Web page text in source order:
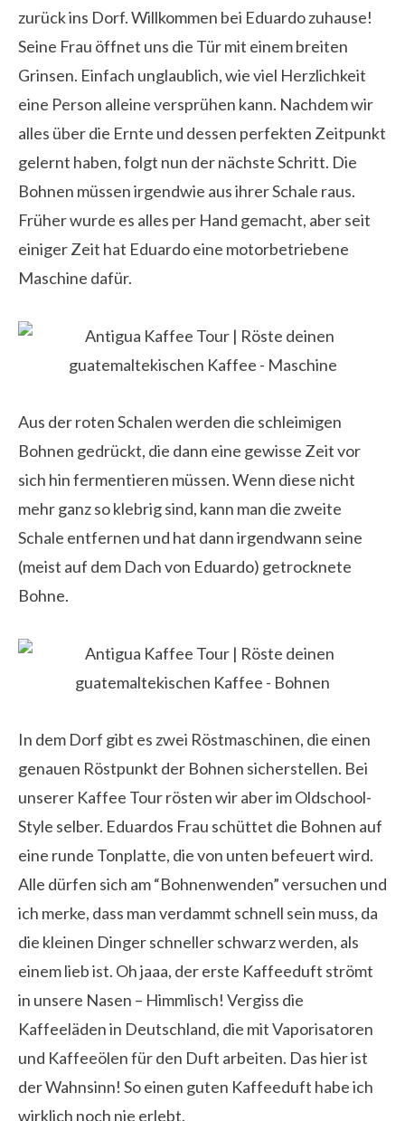
zurück ins Dorf. Willkommen bei Eduardo zuhause!
Seine Frau öffnet uns die Tür mit einem breiten
Grinsen. Einfach unglaublich, wie viel Herzlichkeit
eine Person alleine versprühen kann. Nachdem wir
alles über die Ernte und dessen perfekten Zeitpunkt
gelernt haben, folgt nun der nächste Schritt. Die
Bohnen müssen irgendwie aus ihrer Schale raus.
Früher wurde es alles per Hand gemacht, aber seit
einiger Zeit hat Eduardo eine motorbetriebene
Maschine dafür.
Aus der roten Schalen werden die schleimigen
Bohnen gedrückt, die dann eine gewisse Zeit vor
sich hin fermentieren müssen. Wenn diese nicht
mehr ganz so klebrig sind, kann man die zweite
Schale entfernen und hat dann irgendwann seine
(meist auf dem Dach von Eduardo) getrocknete
Bohne.
In dem Dorf gibt es zwei Röstmaschinen, die einen
genauen Röstpunkt der Bohnen sicherstellen. Bei
unserer Kaffee Tour rösten wir aber im Oldschool-
Style selber. Eduardos Frau schüttet die Bohnen auf
eine runde Tonplatte, die von unten befeuert wird.
Alle dürfen sich am “Bohnenwenden” versuchen und
ich merke, dass man verdammt schnell sein muss, da
die kleinen Dinger schneller schwarz werden, als
einem lieb ist. Oh jaaa, der erste Kaffeeduft strömt
in unsere Nasen – Himmlisch! Vergiss die
Kaffeeläden in Deutschland, die mit Vaporisatoren
und Kaffeeölen für den Duft arbeiten. Das hier ist
der Wahnsinn! So einen guten Kaffeeduft habe ich
wirklich noch nie erlebt.